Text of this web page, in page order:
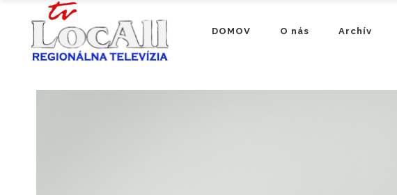
DOMOV O nás Archív